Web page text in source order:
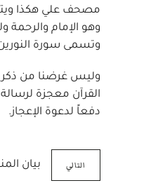
مصحف علي هكذا
وهو الإمام والرحمة
وتسمى سورة
وليس غرضنا من ذكر
القرآن معجزة
دفعاً لدعوة الإعجاز.
التالي بيان